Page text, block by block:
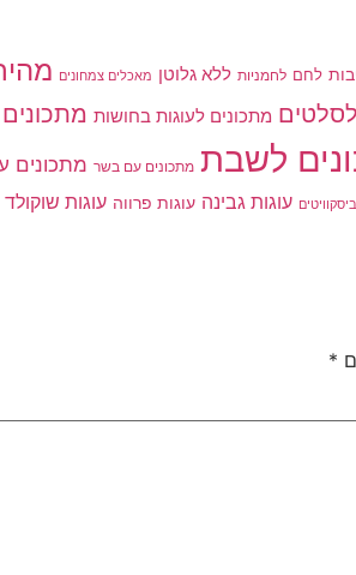
לחם לחמניות ללא גלוטן מאכלים צמחונים
מתכונים לעוגות בחושות
לשבת מתכונים עם בשר מתכונים
עוגות גבינה עוגות פרווה עוגות שוקולד
*